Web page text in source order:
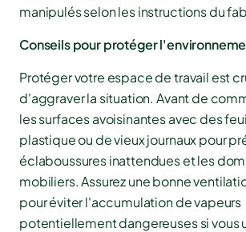
manipulés selon les instructions du
Conseils pour protéger
Protéger votre espace de travail est
d'aggraver la situation. Avant de
les surfaces avoisinantes avec des
plastique ou de vieux journaux pour
éclaboussures inattendues et les
mobiliers. Assurez une bonne
pour éviter l'accumulation de vapeurs
potentiellement dangereuses si vous